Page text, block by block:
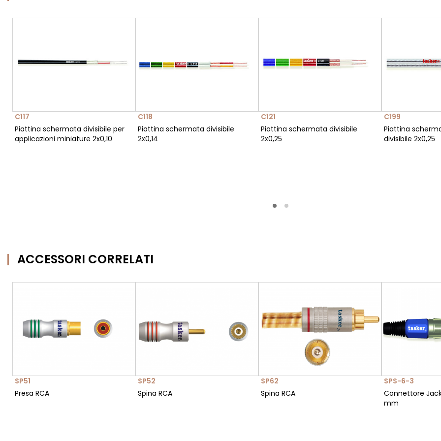
C117
Piattina schermata divisibile per
applicazioni miniature 2x0,10
C118
Piattina schermata divisibile
2x0,14
C121
Piattina schermata divisibile
2x0,25
C199
Piattina
divisibile 2x0,25
ACCESSORI CORRELATI
SP51
Presa RCA
SP52
Spina RCA
SP62
Spina RCA
SPS-6-3
Connettore
mm